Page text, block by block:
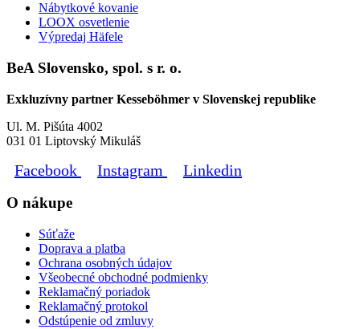
Nábytkové kovanie
LOOX osvetlenie
Výpredaj Häfele
BeA Slovensko, spol. s r. o.
Exkluzívny partner Kesseböhmer v Slovenskej republike
Ul. M. Pišúta 4002
031 01 Liptovský Mikuláš
Facebook Instagram Linkedin
O nákupe
Súťaže
Doprava a platba
Ochrana osobných údajov
Všeobecné obchodné podmienky
Reklamačný poriadok
Reklamačný protokol
Odstúpenie od zmluvy